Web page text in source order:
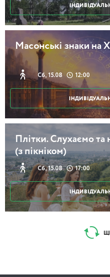
Масонські знаки на
Сб, 15.08 12:00
Плітки. Слухаємо та
(з пікніком)
Сб, 15.08 17:00